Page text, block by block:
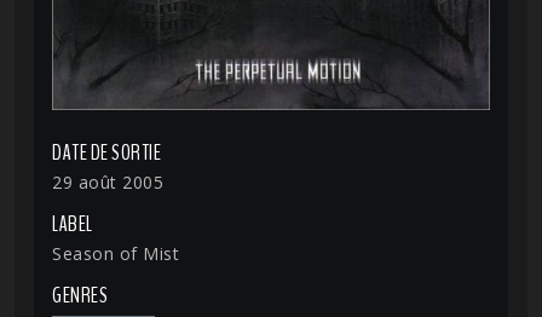
DATE DE SORTIE
29 août 2005
LABEL
Season of Mist
GENRES